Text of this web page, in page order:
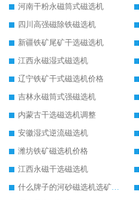
河南干粉永磁筒式磁选机
四川高强磁除铁磁选机
新疆铁矿尾矿干选磁选机
江西永磁湿式磁选机
辽宁铁矿干式磁选机价格
吉林永磁筒式强磁选机
内蒙古干选磁选机调整
安徽湿式逆流磁选机
潍坊铁矿磁选机价格
江西永磁干选磁选机
什么牌子的河砂磁选机选矿效果好